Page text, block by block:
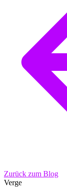
Zurück zum Blog
Verge